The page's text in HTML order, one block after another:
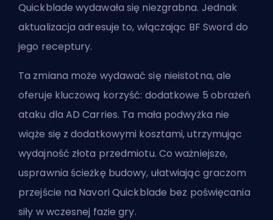
Quickblade wydawała się niezgrabna. Jednak
aktualizacja adresuje to, włączając BF Sword do
jego receptury.
Ta zmiana może wydawać się nieistotna, ale
oferuje kluczową korzyść: dodatkowe 5 obrażeń
ataku dla AD Carries. Ta mała podwyżka nie
wiąże się z dodatkowymi kosztami, utrzymując
wydajność złota przedmiotu. Co ważniejsze,
usprawnia ścieżkę budowy, ułatwiając graczom
przejście na Navori Quickblade bez poświęcania
siły w wczesnej fazie gry.